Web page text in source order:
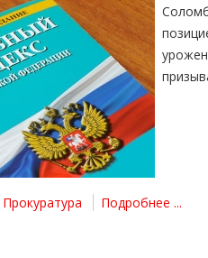
Прокуратура Подробнее ...